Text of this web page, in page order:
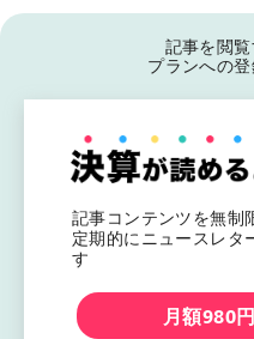
記事を閲
プランへの
記事コンテンツを無制
定期的にニュースレタ
す
月額980